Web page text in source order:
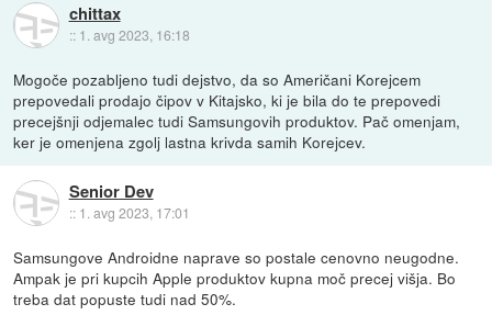
chittax
:: 1. avg 2023, 16:18
Mogoče pozabljeno tudi dejstvo, da so Američani Korejcem
prepovedali prodajo čipov v Kitajsko, ki je bila do te prepovedi
precejšnji odjemalec tudi Samsungovih produktov. Pač omenjam,
ker je omenjena zgolj lastna krivda samih Korejcev.
Senior Dev
:: 1. avg 2023, 17:01
Samsungove Androidne naprave so postale cenovno neugodne.
Ampak je pri kupcih Apple produktov kupna moč precej višja. Bo
treba dat popuste tudi nad 50%.